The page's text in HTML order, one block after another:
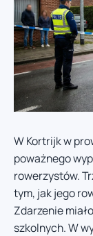
W Kortrijk w
poważnego
rowerzystów.
tym, jak jego
Zdarzenie
szkolnych. W